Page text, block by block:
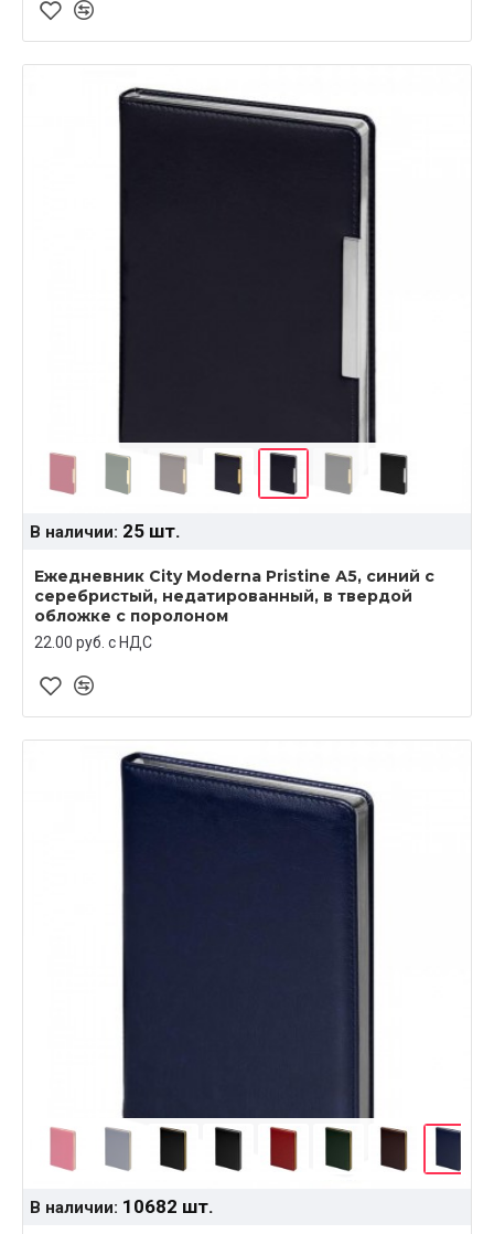
В наличии: 25 шт.
Ежедневник City Moderna Pristine А5, синий с
серебристый, недатированный, в твердой
обложке с поролоном
22.00 руб. c НДС
В наличии: 10682 шт.